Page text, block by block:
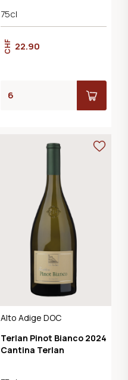
75cl
CHF 22.90
Alto Adige DOC
Terlan Pinot Bianco 2024
Cantina Terlan